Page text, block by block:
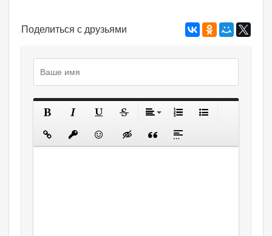
Поделиться с друзьями